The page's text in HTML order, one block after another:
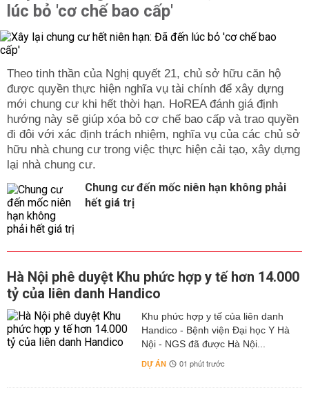
lúc bỏ 'cơ chế bao cấp'
Theo tinh thần của Nghị quyết 21, chủ sở hữu căn hộ
được quyền thực hiện nghĩa vụ tài chính để xây dựng
mới chung cư khi hết thời hạn. HoREA đánh giá định
hướng này sẽ giúp xóa bỏ cơ chế bao cấp và trao quyền
đi đôi với xác định trách nhiệm, nghĩa vụ của các chủ sở
hữu nhà chung cư trong việc thực hiện cải tạo, xây dựng
lại nhà chung cư.
Chung cư đến mốc niên hạn không phải
hết giá trị
Hà Nội phê duyệt Khu phức hợp y tế hơn 14.000
tỷ của liên danh Handico
Khu phức hợp y tế của liên danh
Handico - Bệnh viện Đại học Y Hà
Nội - NGS đã được Hà Nội...
DỰ ÁN 01 phút trước